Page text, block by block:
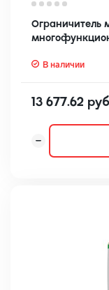
Ограничитель
В наличии
13 677.62